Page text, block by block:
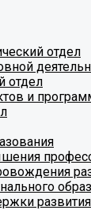
отдел
отдел
и